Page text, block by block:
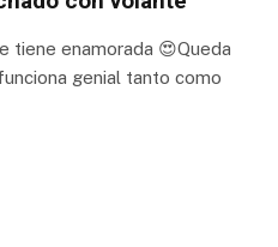
tiene enamorada 😍Queda
genial tanto como